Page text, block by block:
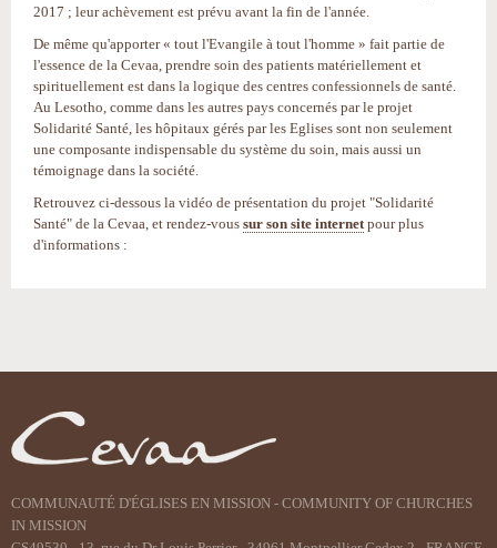
2017 ; leur achèvement est prévu avant la fin de l'année.
De même qu'apporter « tout l'Evangile à tout l'homme » fait partie de
l'essence de la Cevaa, prendre soin des patients matériellement et
spirituellement est dans la logique des centres confessionnels de santé.
Au Lesotho, comme dans les autres pays concernés par le projet
Solidarité Santé, les hôpitaux gérés par les Eglises sont non seulement
une composante indispensable du système du soin, mais aussi un
témoignage dans la société.
Retrouvez ci-dessous la vidéo de présentation du projet "Solidarité
Santé" de la Cevaa, et rendez-vous sur son site internetpour plus
d'informations :
document
COMMUNAUTÉ D'ÉGLISES EN MISSION - COMMUNITY OF CHURCHES
IN MISSION